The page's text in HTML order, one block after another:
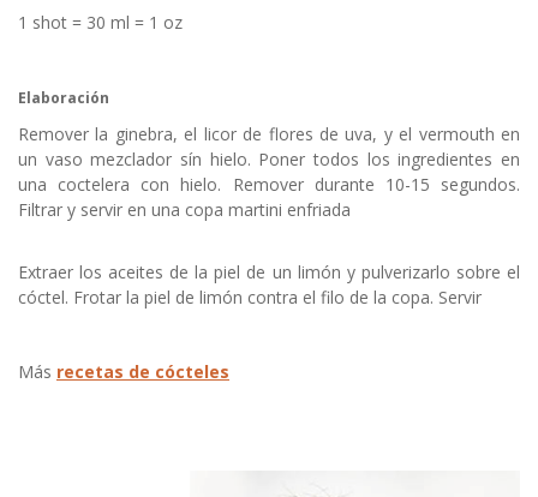
1 shot = 30 ml = 1 oz
Elaboración
Remover la ginebra, el licor de flores de uva, y el vermouth en
un vaso mezclador sín hielo. Poner todos los ingredientes en
una coctelera con hielo. Remover durante 10-15 segundos.
Filtrar y servir en una copa martini enfriada
Extraer los aceites de la piel de un limón y pulverizarlo sobre el
cóctel. Frotar la piel de limón contra el filo de la copa. Servir
Más recetas de cócteles